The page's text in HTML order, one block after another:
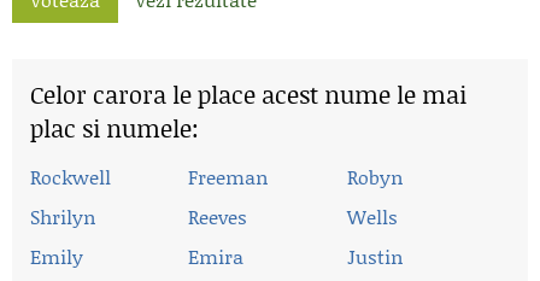
Celor carora le place acest nume le mai
plac si numele:
Rockwell Freeman
Robyn
Shrilyn
Reeves
Wells
Emily
Emira
Justin